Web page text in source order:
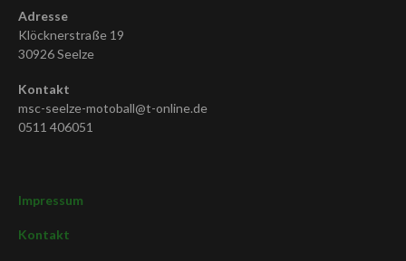
Adresse
Klöcknerstraße 19
30926 Seelze
Kontakt
msc-seelze-motoball@t-online.de
0511 406051
Impressum
Kontakt